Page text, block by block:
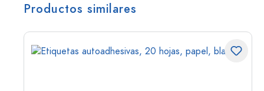
Productos similares